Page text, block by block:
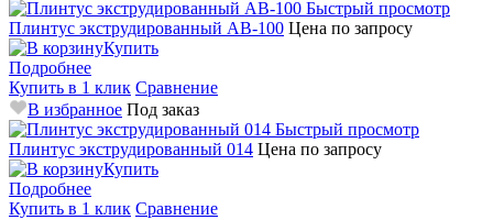
Быстрый просмотр
Плинтус экструдированный AB-100 Цена по запросу
Купить
Подробнее
Купить в 1 клик Сравнение
В избранное Под заказ
Быстрый просмотр
Плинтус экструдированный 014 Цена по запросу
Купить
Подробнее
Купить в 1 клик Сравнение